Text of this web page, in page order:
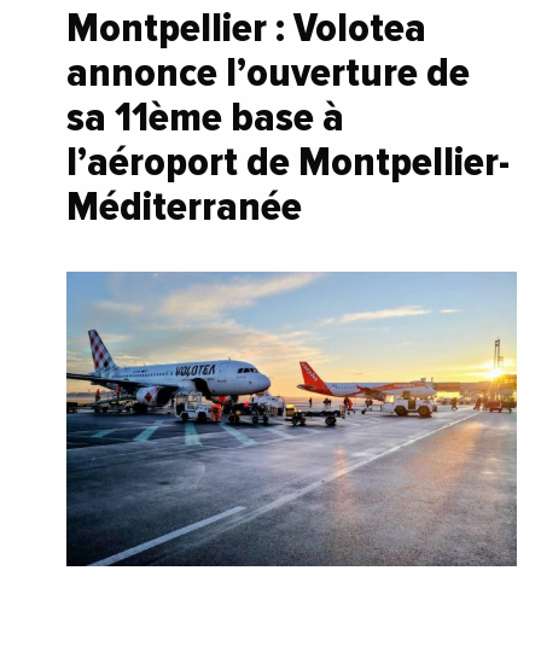
Montpellier : Volotea
annonce l’ouverture de
sa 11ème base à
l’aéroport de Montpellier-
Méditerranée